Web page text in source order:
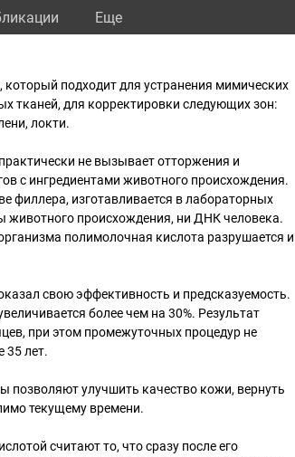
Eще
подходит для устранения мимических
тканей, для корректировки следующих зон:
локти.
не вызывает отторжения и
с ингредиентами животного происхождения.
филлера, изготавливается в лабораторных
животного происхождения, ни ДНК человека.
полимолочная кислота разрушается и
свою эффективность и предсказуемость.
более чем на 30%. Результат
при этом промежуточных процедур не
35 лет.
позволяют улучшить качество кожи, вернуть
текущему времени.
считают то, что сразу после его